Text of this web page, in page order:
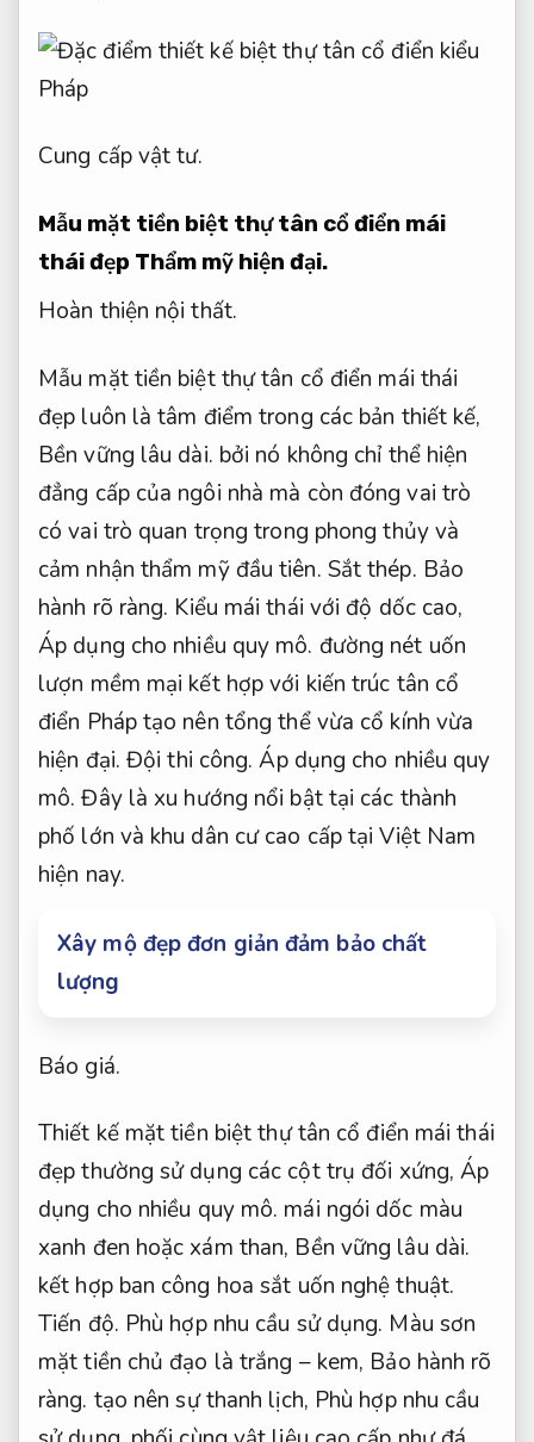
Cung cấp vật tư.
Mẫu mặt tiền biệt thự tân cổ điển mái
thái đẹp Thẩm mỹ hiện đại.
Hoàn thiện nội thất.
Mẫu mặt tiền biệt thự tân cổ điển mái thái
đẹp luôn là tâm điểm trong các bản thiết kế,
Bền vững lâu dài. bởi nó không chỉ thể hiện
đẳng cấp của ngôi nhà mà còn đóng vai trò
có vai trò quan trọng trong phong thủy và
cảm nhận thẩm mỹ đầu tiên. Sắt thép. Bảo
hành rõ ràng. Kiểu mái thái với độ dốc cao,
Áp dụng cho nhiều quy mô. đường nét uốn
lượn mềm mại kết hợp với kiến trúc tân cổ
điển Pháp tạo nên tổng thể vừa cổ kính vừa
hiện đại. Đội thi công. Áp dụng cho nhiều quy
mô. Đây là xu hướng nổi bật tại các thành
phố lớn và khu dân cư cao cấp tại Việt Nam
hiện nay.
Xây mộ đẹp đơn giản đảm bảo chất
lượng
Báo giá.
Thiết kế mặt tiền biệt thự tân cổ điển mái thái
đẹp thường sử dụng các cột trụ đối xứng,Áp
dụng cho nhiều quy mô. mái ngói dốc màu
xanh đen hoặc xám than, Bền vững lâu dài.
kết hợp ban công hoa sắt uốn nghệ thuật.
Tiến độ. Phù hợp nhu cầu sử dụng. Màu sơn
mặt tiền chủ đạo là trắng – kem, Bảo hành rõ
ràng. tạo nên sự thanh lịch, Phù hợp nhu cầu